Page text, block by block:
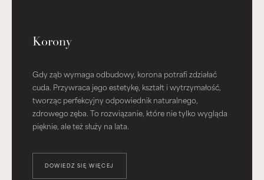
Korony
Gdy ząb wymaga odbudowy, korona potrafi zdziałać
cuda. Przywraca jego estetykę, kształt i wytrzymałość,
tworząc perfekcyjny odpowiednik naturalnego,
zdrowego zęba. To rozwiązanie, które nie tylko wygląda
pięknie, ale też służy na lata.
DOWIEDZ SIĘ WIĘCEJ